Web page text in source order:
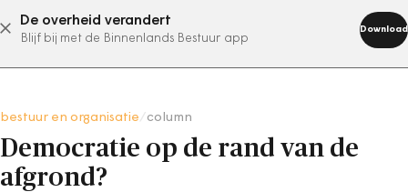
De overheid verandert
Blijf bij met de Binnenlands Bestuur app
Download
abonneer nu
bestuur en organisatie column
Democratie op de rand van de
afgrond?